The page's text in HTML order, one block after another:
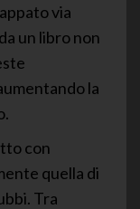
via
un libro non
la
con
quella di
Tra